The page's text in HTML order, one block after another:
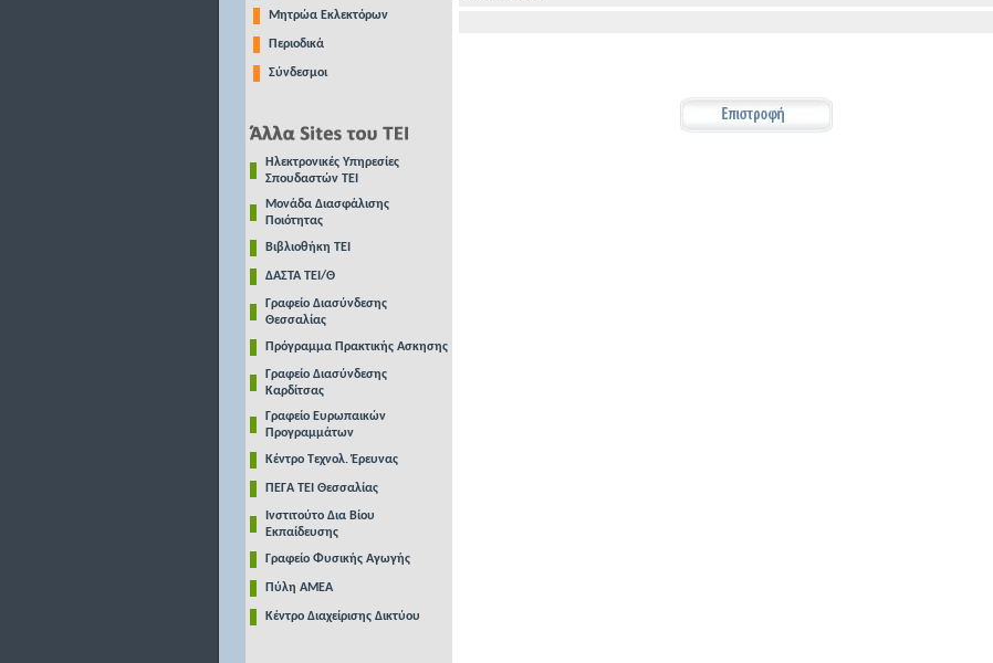
Μητρώα Εκλεκτόρων
Περιοδικά
Σύνδεσμοι
Ηλεκτρονικές Υπηρεσίες
Σπουδαστών ΤΕΙ
Μονάδα Διασφάλισης
Ποιότητας
Βιβλιοθήκη ΤΕΙ
ΔΑΣΤΑ ΤΕΙ/Θ
Γραφείο Διασύνδεσης
Θεσσαλίας
Πρόγραμμα Πρακτικής Ασκησης
Γραφείο Διασύνδεσης
Καρδίτσας
Γραφείο Ευρωπαικών
Προγραμμάτων
Κέντρο Τεχνολ. Έρευνας
ΠΕΓΑ ΤΕΙ Θεσσαλίας
Ινστιτούτο Δια Βίου
Εκπαίδευσης
Γραφείο Φυσικής Αγωγής
Πύλη ΑΜΕΑ
Κέντρο Διαχείρισης Δικτύου